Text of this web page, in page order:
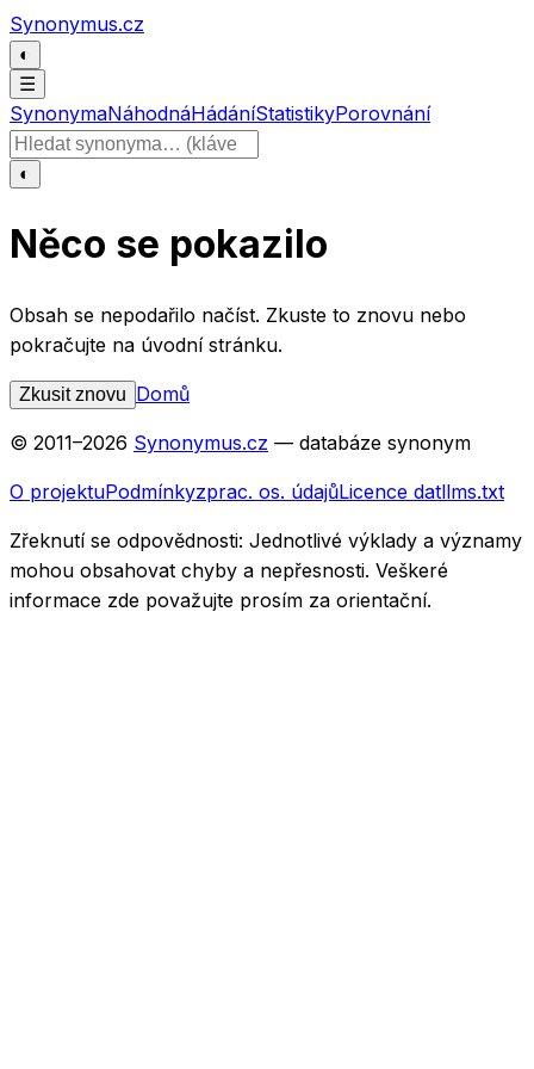
Přeskočit na obsah
Synonymus.cz
◐
☰
SynonymaNáhodnáHádáníStatistikyPorovnání
Hledat slovo
◐
Něco se pokazilo
Obsah se nepodařilo načíst. Zkuste to znovu nebo
pokračujte na úvodní stránku.
Zkusit znovu Domů
© 2011–2026 Synonymus.cz — databáze synonym
O projektuPodmínkyzprac. os. údajůLicence datllms.txt
Zřeknutí se odpovědnosti: Jednotlivé výklady a významy
mohou obsahovat chyby a nepřesnosti. Veškeré
informace zde považujte prosím za orientační.